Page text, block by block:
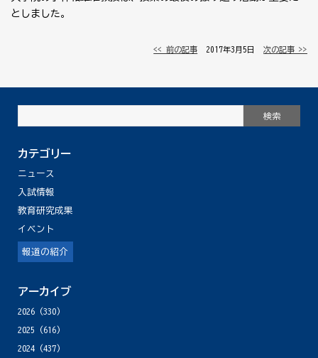
としました。
<< 前の記事 │ 2017年3月5日 │次の記事 >>
カテゴリー
ニュース
入試情報
教育研究成果
イベント
報道の紹介
アーカイブ
2026(330)
2025 (616)
2024(437)